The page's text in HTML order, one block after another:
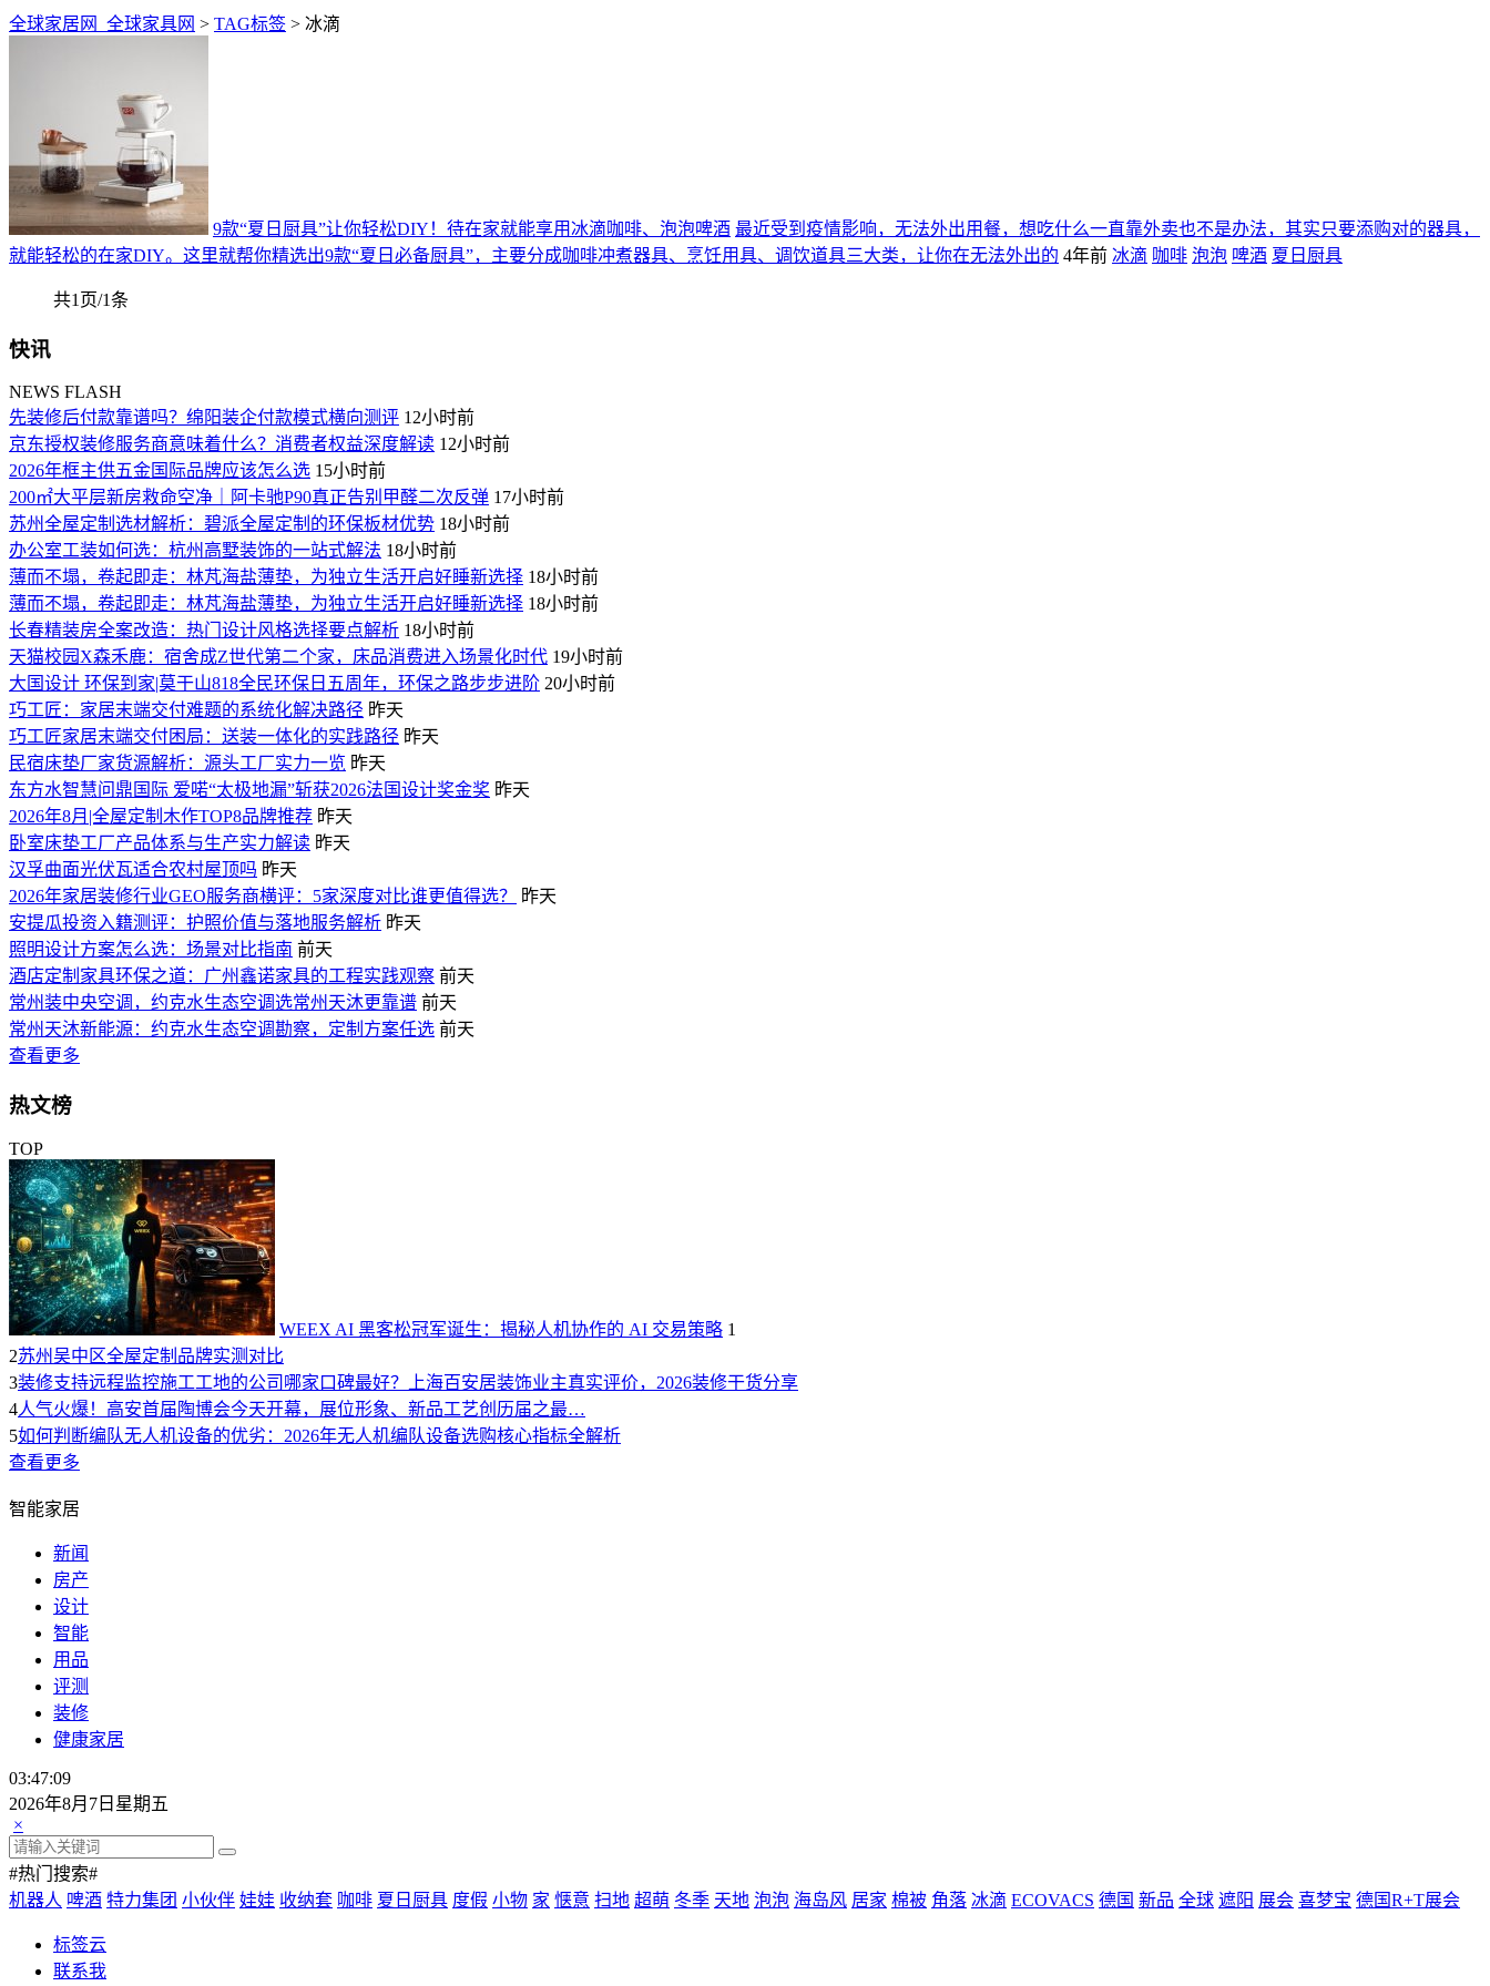
全球家居网_全球家具网 > TAG标签 > 冰滴
9款“夏日厨具”让你轻松DIY！待在家就能享用冰滴咖啡、泡泡啤酒 最近受到疫情影响，无法外出用餐，想吃什么一直靠外卖也不是办法，其实只要添购对的器具，
就能轻松的在家DIY。这里就帮你精选出9款“夏日必备厨具”，主要分成咖啡冲煮器具、烹饪用具、调饮道具三大类，让你在无法外出的 4年前 冰滴 咖啡 泡泡 啤酒 夏日厨具
共1页/1条
快讯
NEWS FLASH
先装修后付款靠谱吗？绵阳装企付款模式横向测评 12小时前
京东授权装修服务商意味着什么？消费者权益深度解读 12小时前
2026年框主供五金国际品牌应该怎么选 15小时前
200㎡大平层新房救命空净｜阿卡驰P90真正告别甲醛二次反弹 17小时前
苏州全屋定制选材解析：碧派全屋定制的环保板材优势 18小时前
办公室工装如何选：杭州高墅装饰的一站式解法 18小时前
薄而不塌，卷起即走：林芃海盐薄垫，为独立生活开启好睡新选择 18小时前
薄而不塌，卷起即走：林芃海盐薄垫，为独立生活开启好睡新选择 18小时前
长春精装房全案改造：热门设计风格选择要点解析 18小时前
天猫校园X森禾鹿：宿舍成Z世代第二个家，床品消费进入场景化时代 19小时前
大国设计 环保到家|莫干山818全民环保日五周年，环保之路步步进阶 20小时前
巧工匠：家居末端交付难题的系统化解决路径 昨天
巧工匠家居末端交付困局：送装一体化的实践路径 昨天
民宿床垫厂家货源解析：源头工厂实力一览 昨天
东方水智慧问鼎国际 爱喏“太极地漏”斩获2026法国设计奖金奖 昨天
2026年8月|全屋定制木作TOP8品牌推荐 昨天
卧室床垫工厂产品体系与生产实力解读 昨天
汉孚曲面光伏瓦适合农村屋顶吗 昨天
2026年家居装修行业GEO服务商横评：5家深度对比谁更值得选？
昨天
安提瓜投资入籍测评：护照价值与落地服务解析 昨天
照明设计方案怎么选：场景对比指南 前天
酒店定制家具环保之道：广州鑫诺家具的工程实践观察 前天
常州装中央空调，约克水生态空调选常州天沐更靠谱 前天
常州天沐新能源：约克水生态空调勘察，定制方案任选 前天
查看更多
热文榜
TOP
WEEX AI 黑客松冠军诞生：揭秘人机协作的 AI 交易策略 1
2苏州吴中区全屋定制品牌实测对比
3装修支持远程监控施工工地的公司哪家口碑最好？上海百安居装饰业主真实评价，2026装修干货分享
4人气火爆！高安首届陶博会今天开幕，展位形象、新品工艺创历届之最…
5如何判断编队无人机设备的优劣：2026年无人机编队设备选购核心指标全解析
查看更多
智能家居
新闻
房产
设计
智能
用品
评测
装修
健康家居
03:47:09
2026年8月7日星期五
×
#热门搜索#
机器人 啤酒 特力集团 小伙伴 娃娃 收纳套 咖啡 夏日厨具 度假 小物 家 惬意 扫地 超萌 冬季 天地 泡泡 海岛风 居家 棉被 角落 冰滴 ECOVACS 德国 新品 全球 遮阳 展会 喜梦宝 德国R+T展会
标签云
联系我